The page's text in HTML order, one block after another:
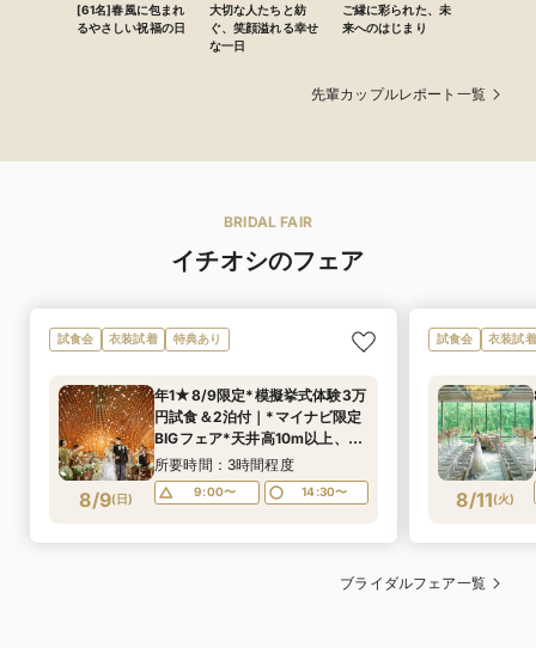
[61名]春風に包まれ
るやさしい祝福の日
大切な人たちと紡
ぐ、笑顔溢れる幸せ
な一日
ご縁に彩られた、未
来へのはじまり
先輩カップルレポート一覧
BRIDAL FAIR
イチオシのフェア
試食会 衣装試着 特典あり
8/9(日)
年1★8/9限定*模擬挙式体験3万
円試食＆2泊付｜*マイナビ限定
BIGフェア*天井高10m以上、名
古屋花嫁憧れチャペル。【組数
限定】ドレス見学ができる特別
フェア。
所要時間：3時間程度
9:00〜 14:30〜
試食会 衣装試着
8/11(火)
ブライダルフェア一覧